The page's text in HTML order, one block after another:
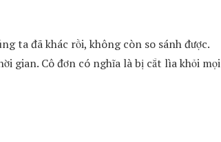
ta đã khác rồi, không còn so sánh được.
gian. Cô đơn có nghĩa là bị cắt lìa khỏi mọi